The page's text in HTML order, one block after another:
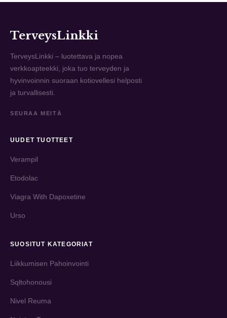
TerveysLinkki
TerveysLinkki – luotettava ja nopea
verkkoapteekki, joka tuo terveyden ja
hyvinvoinnin suoraan kotiovellesi helposti
ja turvallisesti.
SEURAA MEITÄ
UUDET TUOTTEET
Verampil
Etodolac
Viagra With Dapoxetine
Urso
SUOSITUT KATEGORIAT
Liikkumisen Pahoinvointi
Sqltohonousi
Nivel Reuma